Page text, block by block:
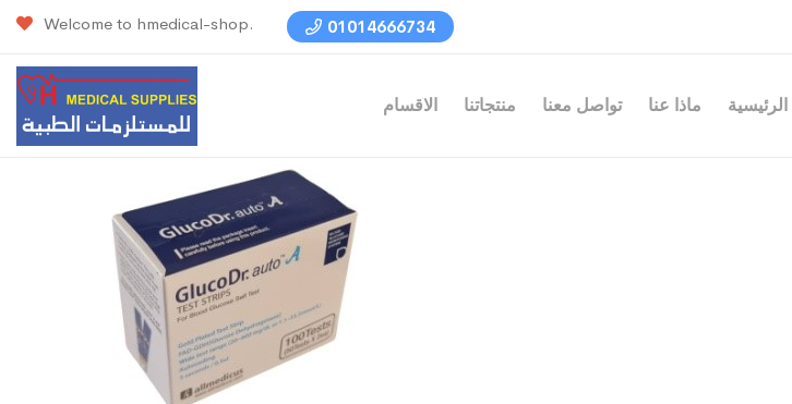
Welcome to hmedical-shop. 01014666734
الاقسام منتجاتنا تواصل معنا ماذا عنا الرئيسية